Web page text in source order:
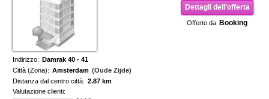
Dettagli dell'offerta
Offerto da Booking
Indirizzo: Damrak 40 - 41
Città (Zona): Amsterdam (Oude Zijde)
Distanza dal centro città: 2.87 km
Valutazione clienti: